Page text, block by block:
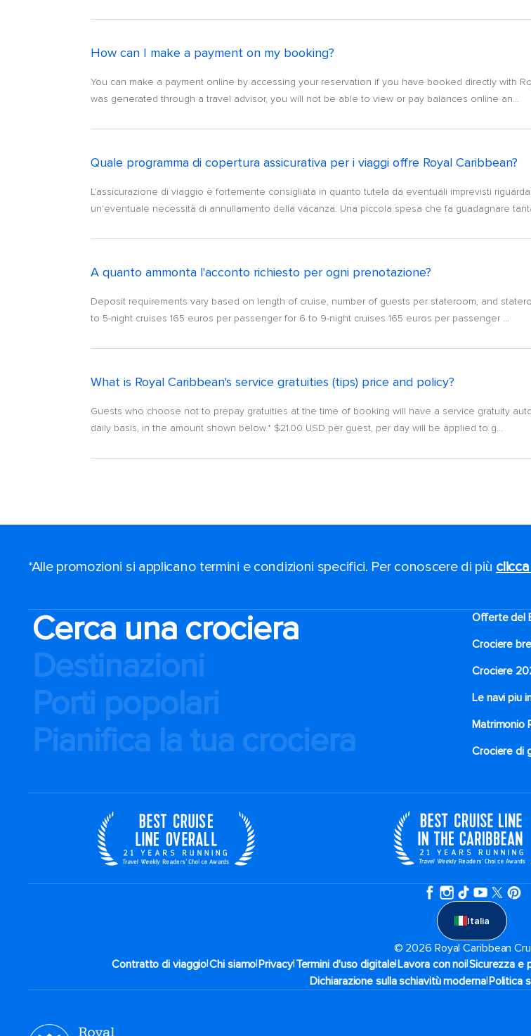
How can I make a payment on my booking?
You can make a payment online by accessing your reservation if you have booked directly with
was generated through a travel advisor, you will not be able to view or pay balances online an...
Quale programma di copertura assicurativa per i viaggi offre Royal Caribbean?
L'assicurazione di viaggio è fortemente consigliata in quanto tutela da eventuali imprevisti
un'eventuale necessità di annullamento della vacanza. Una piccola spesa che fa guadagnare
A quanto ammonta l'acconto richiesto per ogni prenotazione?
Deposit requirements vary based on length of cruise, number of guests per stateroom, and
to 5-night cruises 165 euros per passenger for 6 to 9-night cruises 165 euros per passenger ...
What is Royal Caribbean's service gratuities (tips) price and policy?
Guests who choose not to prepay gratuities at the time of booking will have a service gratuity
daily basis, in the amount shown below.* $21.00 USD per guest, per day will be applied to g...
*Alle promozioni si applicano termini e condizioni specifici. Per conoscere di più
Cerca una crociera
Destinazioni
Porti popolari
Pianifica la tua crociera
Offerte del
Crociere
Crociere
Le navi piu
Matrimonio
Crociere di
Italia
© 2026 Royal Caribbean
Contratto di viaggio|Chi siamo|Privacy|Termini d'uso digitale|Lavora con noi|Sicurezza e
Dichiarazione sulla schiavitù moderna|Politica